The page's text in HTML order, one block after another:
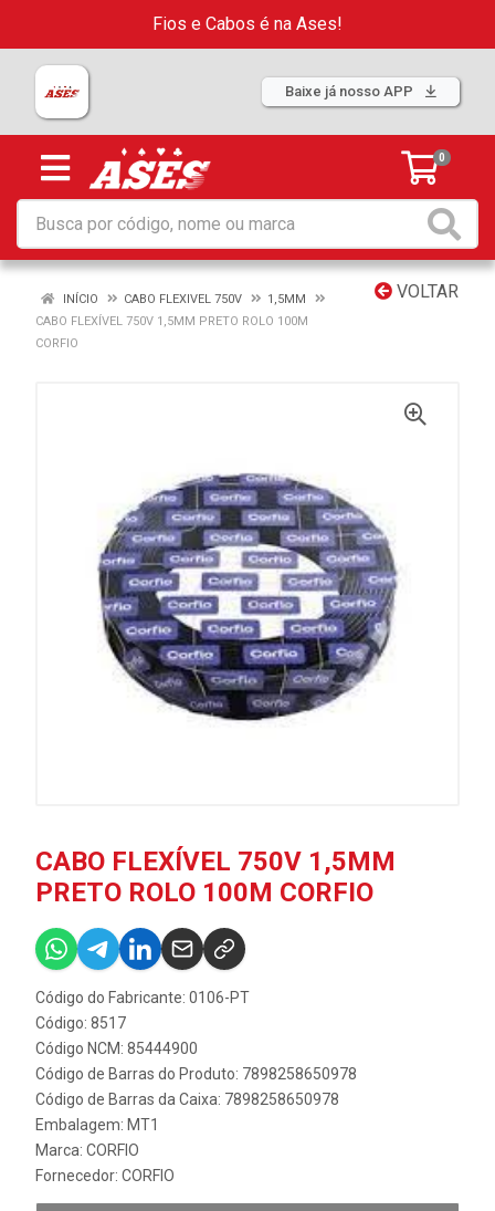
Fios e Cabos é na Ases!
Baixe já nosso APP
0
VOLTAR
INÍCIO CABO FLEXIVEL 750V
1,5MM
CABO FLEXÍVEL 750V 1,5MM PRETO ROLO 100M
CORFIO
CABO FLEXÍVEL 750V 1,5MM
PRETO ROLO 100M CORFIO
Código do Fabricante: 0106-PT
Código: 8517
Código NCM: 85444900
Código de Barras do Produto: 7898258650978
Código de Barras da Caixa: 7898258650978
Embalagem: MT1
Marca: CORFIO
Fornecedor: CORFIO